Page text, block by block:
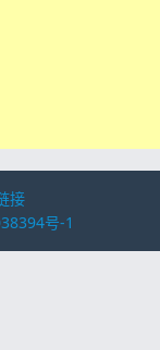
接
号-1